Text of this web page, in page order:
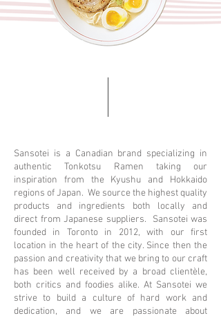
Sansotei is a Canadian brand specializing in
authentic Tonkotsu Ramen taking our
inspiration from the Kyushu and Hokkaido
regions of Japan. We source the highest quality
products and ingredients both locally and
direct from Japanese suppliers. Sansotei was
founded in Toronto in 2012, with our first
location in the heart of the city. Since then the
passion and creativity that we bring to our craft
has been well received by a broad clientèle,
both critics and foodies alike. At Sansotei we
strive to build a culture of hard work and
dedication, and we are passionate about